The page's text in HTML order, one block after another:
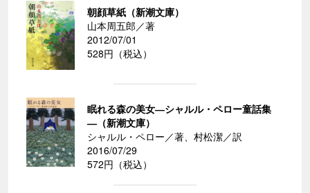
朝顔草紙（新潮文庫）
山本周五郎／著
2012/07/01
528円（税込）
眠れる森の美女―シャルル・ペロー童話集
―（新潮文庫）
シャルル・ペロー／著、村松潔／訳
2016/07/29
572円（税込）